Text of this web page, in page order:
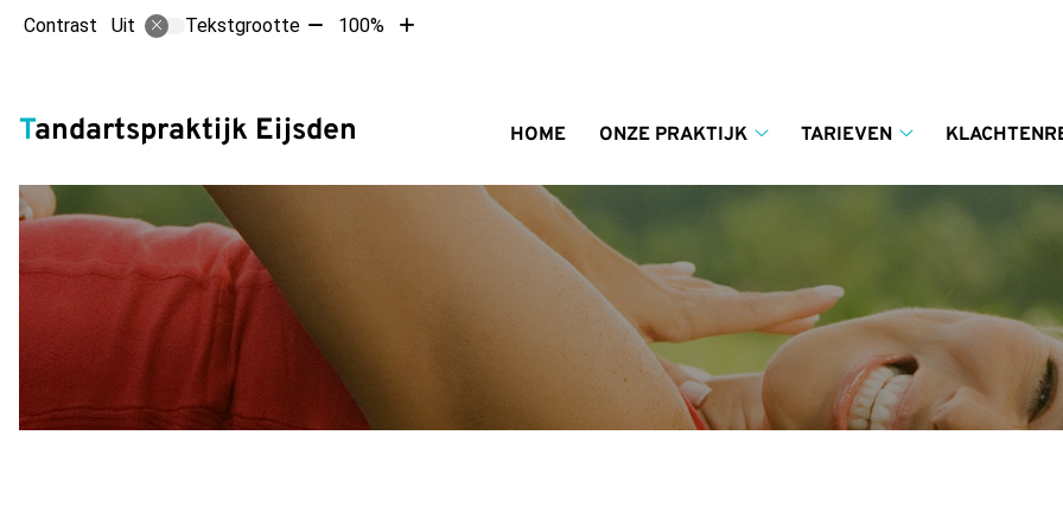
Contrast Uit Tekstgrootte Tekst100%
Tekst
Tandartspraktijk Eijsden HOME
ONZE PRAKTIJK
praktijk
TARIEVEN
submenu